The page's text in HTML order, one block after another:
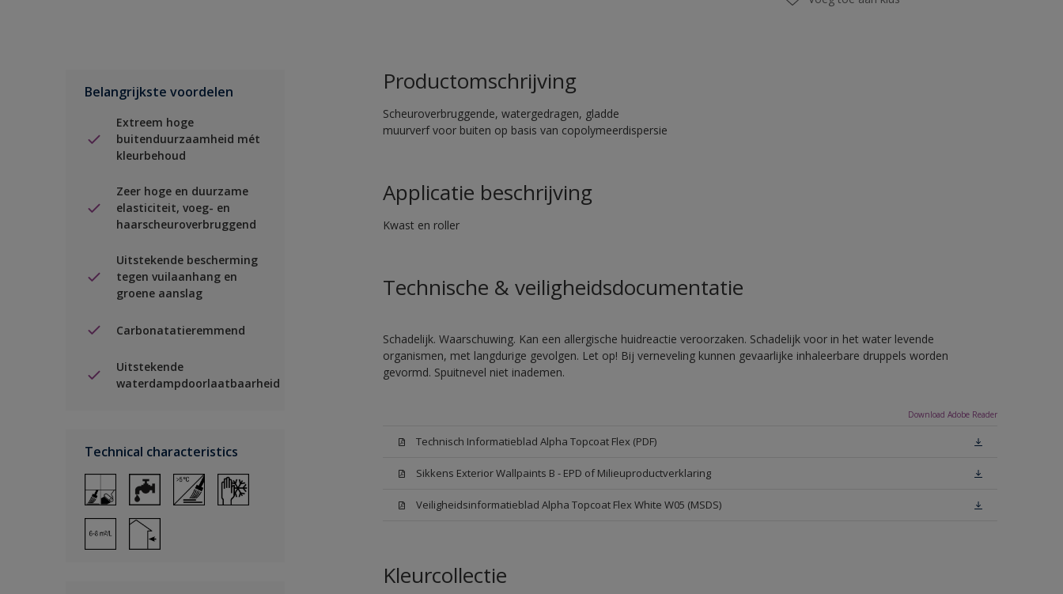
Belangrijkste voordelen
Extreem hoge
buitenduurzaamheid mét
kleurbehoud
Zeer hoge en duurzame
elasticiteit, voeg- en
haarscheuroverbruggend
Uitstekende bescherming
tegen vuilaanhang en
groene aanslag
Carbonatatieremmend
Uitstekende
waterdampdoorlaatbaarheid
Technical characteristics
Productomschrijving
Scheuroverbruggende, watergedragen, gladde
muurverf voor buiten op basis van copolymeerdispersie
Applicatie beschrijving
Kwast en roller
Technische & veiligheidsdocumentatie
Schadelijk. Waarschuwing. Kan een allergische huidreactie veroorzaken. Schadelijk voor in het water levende
organismen, met langdurige gevolgen. Let op! Bij verneveling kunnen gevaarlijke inhaleerbare druppels worden
gevormd. Spuitnevel niet inademen.
Download Adobe Reader
Technisch Informatieblad Alpha Topcoat Flex (PDF)
Sikkens Exterior Wallpaints B - EPD of Milieuproductverklaring
Veiligheidsinformatieblad Alpha Topcoat Flex White W05 (MSDS)
Kleurcollectie